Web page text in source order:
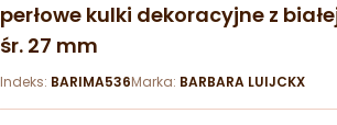
perłowe kulki dekoracyjne z
śr. 27 mm
Indeks: BARIMA536Marka: BARBARA LUIJCKX